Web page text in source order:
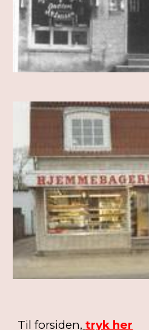
Til forsiden, tryk her